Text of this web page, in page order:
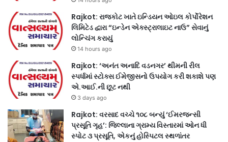
Rajkot: રાજકોટ ખાતે ઇન્ડિયન ઓઇલ કોર્પોરેશન
લિમિટેડ દ્વારા “ઇન્ડેન એક્સ્ટ્રાલાઇટ નાઉ” સેવાનું
લોન્ચિંગ કરાયું
14 hours ago
Rajkot: ‘અનંત અનાદિ વડનગર’ થીમની રીલ
સ્પર્ધામાં સ્ટોક્સ ઈમેજીસનો ઉપયોગ કરી શકાશે પણ
એ.આઈ.ની છૂટ નથી
3 days ago
Rajkot: વરસાદ વચ્ચે ૧૦૮ બન્યું ‘ઈમરજન્સી
પ્રસૂતિ ગૃહ’: જિલ્લાના ગ્રામ્ય વિસ્તારમાં ઓન ધી
સ્પોટ ૩ પ્રસૂતિ, એકનું હોસ્પિટલ સ્થળાંતર